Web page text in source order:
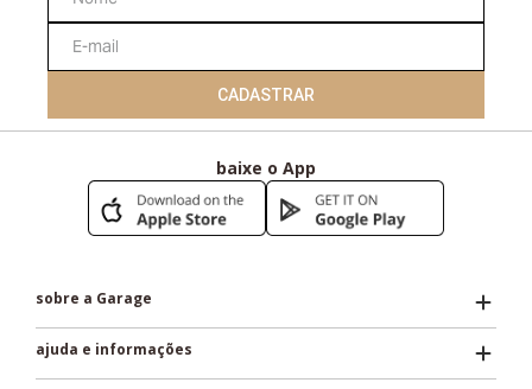
CADASTRAR
baixe o App
sobre a Garage
ajuda e informações